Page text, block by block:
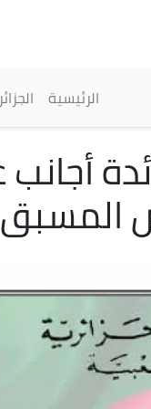
القائمة
الرئيسية الجزائر
المسبق